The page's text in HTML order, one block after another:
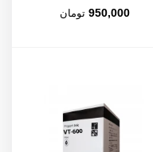
950,000 تومان